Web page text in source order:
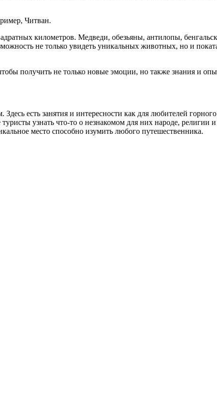
Читван.
километров. Медведи, обезьяны, антилопы,
не только увидеть уникальных животных, но и
получить не только новые эмоции, но также знания и
есть занятия и интересности как для любителей
узнать что-то о незнакомом для них народе, религии
место способно изумить любого путешественника.